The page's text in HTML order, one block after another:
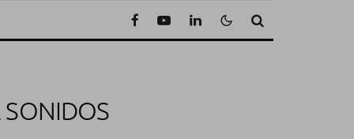
SONIDOS